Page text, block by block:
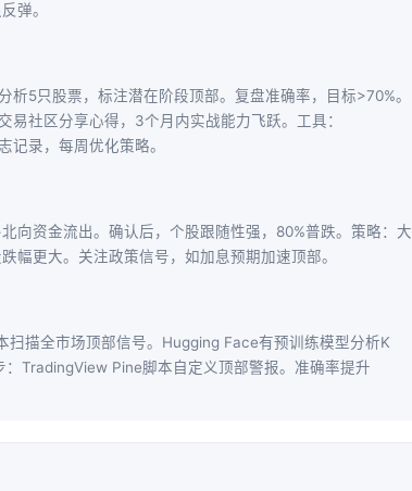
弹。
5只股票，标注潜在阶段顶部。复盘准确率，目标>70%。
社区分享心得，3个月内实战能力飞跃。工具：
记录，每周优化策略。
向资金流出。确认后，个股跟随性强，80%普跌。策略：大
幅更大。关注政策信号，如加息预期加速顶部。
描全市场顶部信号。Hugging Face有预训练模型分析K
TradingView Pine脚本自定义顶部警报。准确率提升